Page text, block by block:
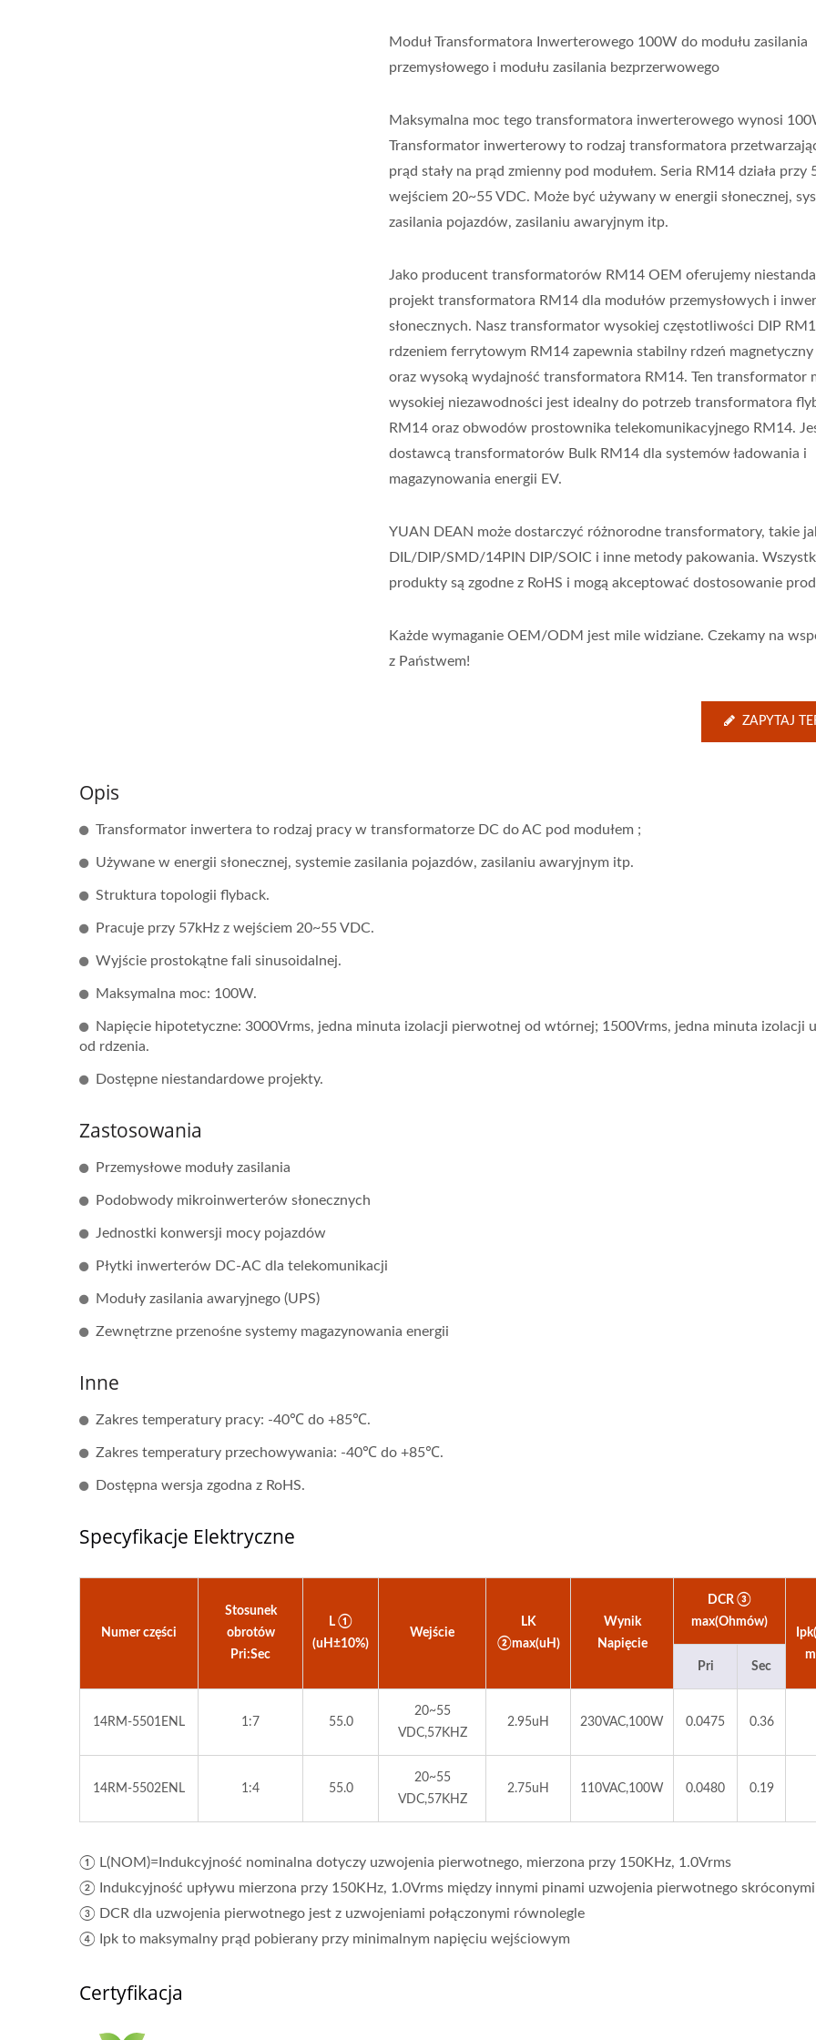
Moduł Transformatora Inwerterowego 100W do modułu zasilania
przemysłowego i modułu zasilania bezprzerwowego
Maksymalna moc tego transformatora inwerterowego wynosi
Transformator inwerterowy to rodzaj transformatora
prąd stały na prąd zmienny pod modułem. Seria RM14 działa przy
wejściem 20~55 VDC. Może być używany w energii słonecznej,
zasilania pojazdów, zasilaniu awaryjnym itp.
Jako producent transformatorów RM14 OEM oferujemy
projekt transformatora RM14 dla modułów przemysłowych i
słonecznych. Nasz transformator wysokiej częstotliwości DIP
rdzeniem ferrytowym RM14 zapewnia stabilny rdzeń
oraz wysoką wydajność transformatora RM14. Ten transformator
wysokiej niezawodności jest idealny do potrzeb transformatora
RM14 oraz obwodów prostownika telekomunikacyjnego RM14.
dostawcą transformatorów Bulk RM14 dla systemów ładowania i
magazynowania energii EV.
YUAN DEAN może dostarczyć różnorodne transformatory, takie
DIL/DIP/SMD/14PIN DIP/SOIC i inne metody pakowania.
produkty są zgodne z RoHS i mogą akceptować dostosowanie
Każde wymaganie OEM/ODM jest mile widziane. Czekamy na
z Państwem!
ZAPYTAJ
Opis
Transformator inwertera to rodzaj pracy w transformatorze DC do AC pod modułem ;
Używane w energii słonecznej, systemie zasilania pojazdów, zasilaniu awaryjnym itp.
Struktura topologii flyback.
Pracuje przy 57kHz z wejściem 20~55 VDC.
Wyjście prostokątne fali sinusoidalnej.
Maksymalna moc: 100W.
Napięcie hipotetyczne: 3000Vrms, jedna minuta izolacji pierwotnej od wtórnej; 1500Vrms, jedna minuta izolacji
od rdzenia.
Dostępne niestandardowe projekty.
Zastosowania
Przemysłowe moduły zasilania
Podobwody mikroinwerterów słonecznych
Jednostki konwersji mocy pojazdów
Płytki inwerterów DC-AC dla telekomunikacji
Moduły zasilania awaryjnego (UPS)
Zewnętrzne przenośne systemy magazynowania energii
Inne
Zakres temperatury pracy: -40℃ do +85℃.
Zakres temperatury przechowywania: -40℃ do +85℃.
Dostępna wersja zgodna z RoHS.
Specyfikacje Elektryczne
Numer części
Stosunek
obrotów
Pri:Sec
L ①
(uH±10%)
Wejście
LK
②max(uH)
Wynik
Napięcie
DCR ③
max(Ohmów)
Pri
Sec
14RM-5501ENL 1:7 55.0
20~55
VDC,57KHZ
2.95uH 230VAC,100W 0.0475 0.36
14RM-5502ENL 1:4 55.0
20~55
VDC,57KHZ
2.75uH 110VAC,100W 0.0480 0.19
① L(NOM)=Indukcyjność nominalna dotyczy uzwojenia pierwotnego, mierzona przy 150KHz, 1.0Vrms
② Indukcyjność upływu mierzona przy 150KHz, 1.0Vrms między innymi pinami uzwojenia pierwotnego skróconymi
③ DCR dla uzwojenia pierwotnego jest z uzwojeniami połączonymi równolegle
④ Ipk to maksymalny prąd pobierany przy minimalnym napięciu wejściowym
Certyfikacja
Half-Brick